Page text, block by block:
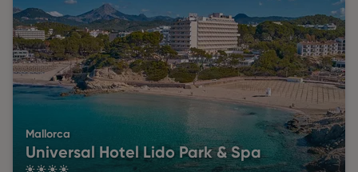
Mallorca
Universal Hotel Lido Park & Spa